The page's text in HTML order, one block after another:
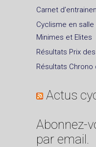
Carnet
Cyclisme en
Minimes et Elites
Résultats Prix
Résultats Chrono
Actus
Abonnez-
par email.